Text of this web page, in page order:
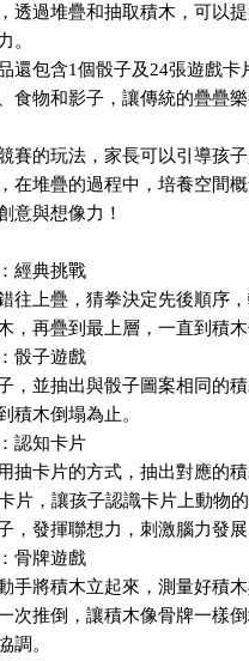
透過堆疊和抽取積木，可以
。
還包含1個骰子及24張遊戲卡
食物和影子，讓傳統的疊疊
賽的玩法，家長可以引導孩
在堆疊的過程中，培養空間
意與想像力！
經典挑戰
往上疊，猜拳決定先後順序
，再疊到最上層，一直到積木
骰子遊戲
，並抽出與骰子圖案相同的
積木倒塌為止。
認知卡片
抽卡片的方式，抽出對應的
片，讓孩子認識卡片上動物的
，發揮聯想力，刺激腦力發展
骨牌遊戲
手將積木立起來，測量好積
次推倒，讓積木像骨牌一樣
調。